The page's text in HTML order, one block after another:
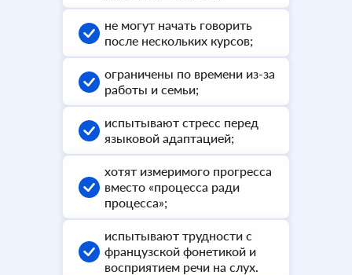
не могут начать говорить
после нескольких курсов;
ограничены по времени из-за
работы и семьи;
испытывают стресс перед
языковой адаптацией;
хотят измеримого прогресса
вместо «процесса ради
процесса»;
испытывают трудности с
французской фонетикой и
восприятием речи на слух.